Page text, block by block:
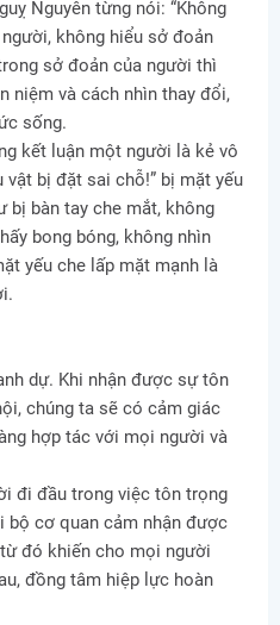
Nguyên từng nói: “Không
không hiểu sở đoản
sở đoản của người thì
niệm và cách nhìn thay đổi,
sống.
kết luận một người là kẻ vô
vật bị đặt sai chỗ!” bị mặt yếu
bị bàn tay che mắt, không
bong bóng, không nhìn
yếu che lấp mặt mạnh là
dự. Khi nhận được sự tôn
chúng ta sẽ có cảm giác
hợp tác với mọi người và
đi đầu trong việc tôn trọng
cơ quan cảm nhận được
đó khiến cho mọi người
đồng tâm hiệp lực hoàn